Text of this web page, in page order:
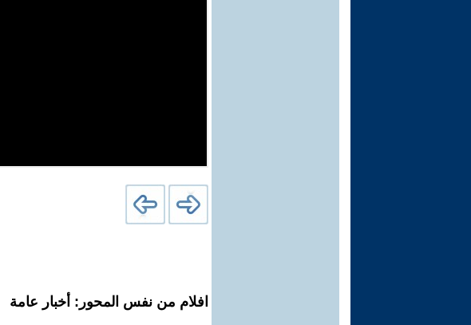
افلام من نفس المحور: أخبار عامة